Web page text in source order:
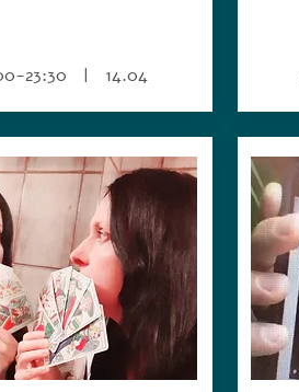
14.04 | 19:00-23:30